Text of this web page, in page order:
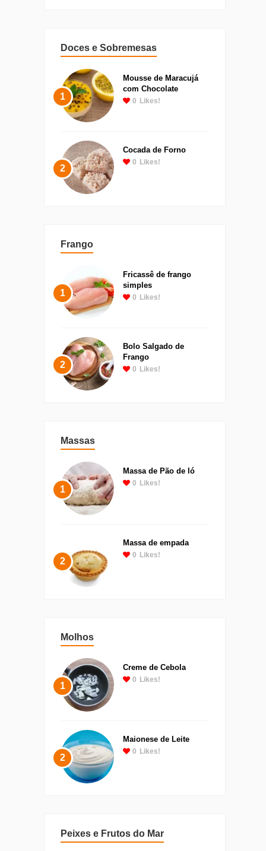
Doces e Sobremesas
1
Mousse de Maracujá
com Chocolate
0 Likes!
2
Cocada de Forno
0 Likes!
Frango
1
Fricassê de frango
simples
0 Likes!
2
Bolo Salgado de
Frango
0 Likes!
Massas
1
Massa de Pão de ló
0 Likes!
2
Massa de empada
0 Likes!
Molhos
1
Creme de Cebola
0 Likes!
2
Maionese de Leite
0 Likes!
Peixes e Frutos do Mar